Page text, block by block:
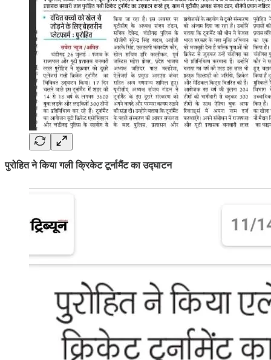
पुरोहित ने किया गली क्रिकेट टूर्नामैंट का उद्घाटन